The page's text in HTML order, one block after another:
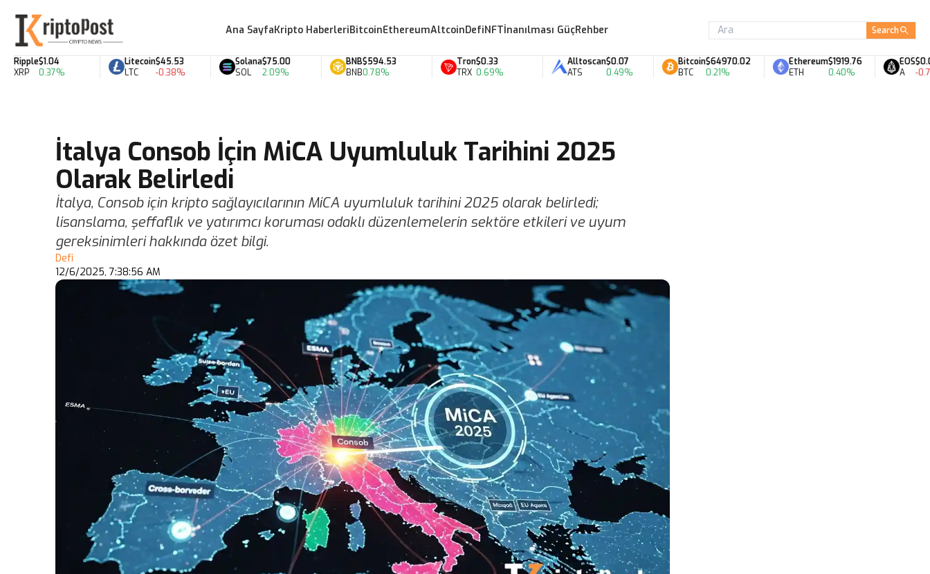
Ana SayfaKripto HaberleriBitcoinEthereumAltcoinDefiNFTİnanılması GüçRehber Search
$1.04
0.37%
Litecoin
LTC
$45.53
-0.38%
Solana
SOL
$75.00
2.09%
BNB
BNB
$594.53
0.78%
Tron
TRX
$0.33
0.69%
Alltoscan
ATS
$0.07
0.49%
Bitcoin
BTC
$64970.02
0.21%
Ethereum
ETH
$1919.76
0.40%
EOS
A
$0.06
-0.78%
İtalya Consob İçin MiCA Uyumluluk Tarihini 2025
Olarak Belirledi
İtalya, Consob için kripto sağlayıcılarının MiCA uyumluluk tarihini 2025 olarak belirledi;
lisanslama, şeffaflık ve yatırımcı koruması odaklı düzenlemelerin sektöre etkileri ve uyum
gereksinimleri hakkında özet bilgi.
Defi
12/6/2025, 7:38:56 AM